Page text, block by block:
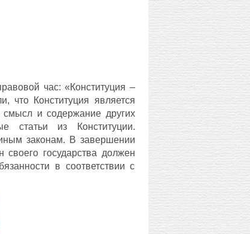
час: «Конституция –
что Конституция является
и содержание других
статьи из Конституции.
законам. В завершении
государства должен
в соответствии с